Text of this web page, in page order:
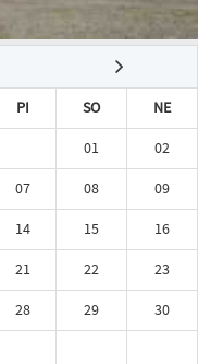
PI SO
NE
01
02
07 08
09
14 15
16
21 22
23
28 29
30